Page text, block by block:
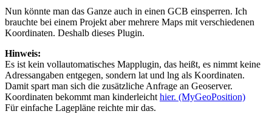
Nun könnte man das Ganze auch in einen GCB einsperren. Ich
brauchte bei einem Projekt aber mehrere Maps mit verschiedenen
Koordinaten. Deshalb dieses Plugin.
Hinweis:
Es ist kein vollautomatisches Mapplugin, das heißt, es nimmt keine
Adressangaben entgegen, sondern lat und lng als Koordinaten.
Damit spart man sich die zusätzliche Anfrage an Geoserver.
Koordinaten bekommt man kinderleicht hier. (MyGeoPosition)
Für einfache Lagepläne reichte mir das.